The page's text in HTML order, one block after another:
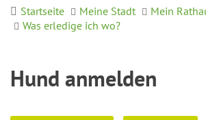
Startseite Meine Stadt
Mein
Was erledige ich wo?
Hund anmelden